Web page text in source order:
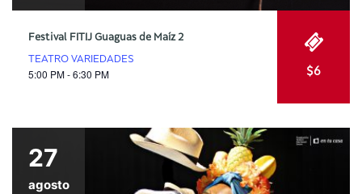
Festival FITIJ Guaguas de Maíz 2
TEATRO VARIEDADES
5:00 PM - 6:30 PM $6
27
agosto